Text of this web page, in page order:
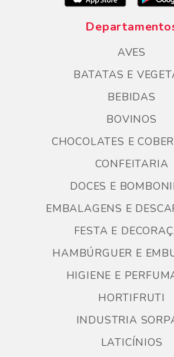
AVES
BATATAS E
BEBIDAS
BOVINOS
CHOCOLATES E
CONFEITARIA
DOCES E
EMBALAGENS E
FESTA E
HAMBÚRGUER E
HIGIENE E
HORTIFRUTI
INDUSTRIA
LATICÍNIOS